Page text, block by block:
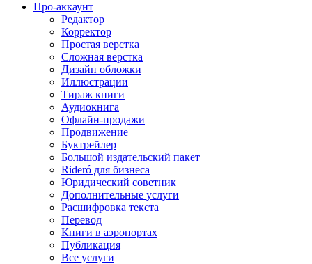
Про-аккаунт
Редактор
Корректор
Простая верстка
Сложная верстка
Дизайн обложки
Иллюстрации
Тираж книги
Аудиокнига
Офлайн-продажи
Продвижение
Буктрейлер
Большой издательский пакет
Rideró для бизнеса
Юридический советник
Дополнительные услуги
Расшифровка текста
Перевод
Книги в аэропортах
Публикация
Все услуги